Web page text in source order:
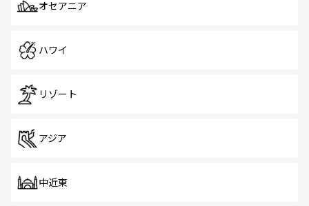
オセアニア
ハワイ
リゾート
アジア
中近東